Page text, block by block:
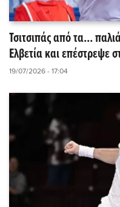
Τσιτσιπάς από τα...
Ελβετία και επέστρεψε
19/07/2026 - 17:04